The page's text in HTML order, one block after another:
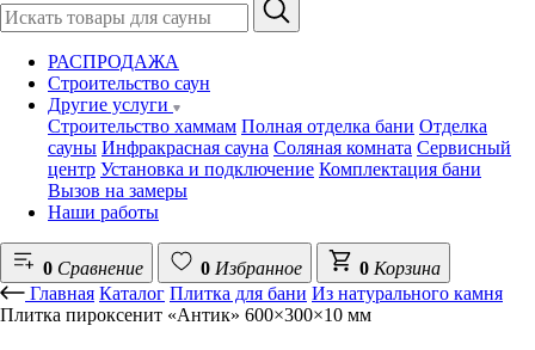
РАСПРОДАЖА
Строительство саун
Другие услуги
Строительство хаммам Полная отделка бани Отделка
сауны Инфракрасная сауна Соляная комната Сервисный
центр Установка и подключение Комплектация бани
Вызов на замеры
Наши работы
0 Сравнение 0 Избранное 0 Корзина
Главная Каталог Плитка для бани Из натурального камня
Плитка пироксенит «Антик» 600×300×10 мм